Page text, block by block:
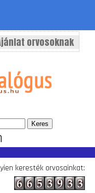
keresték orvosainkat:
orvosoknak